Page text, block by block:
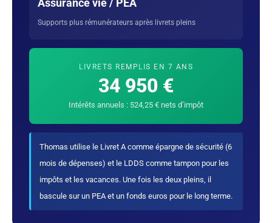
Assurance vie / PEA
Supports plus rémunérateurs après livrets pleins
LIVRETS REMPLIS EN 7 ANS
34 950 €
Intérêts annuels : 524,25 € nets d’impôt
Thomas utilise le Livret A comme épargne de sécurité (6
mois de dépenses) et le LDDS comme tampon pour les
impôts et les vacances. Une fois les deux pleins, il
bascule sur un PEA et un fonds euros pour le long terme.